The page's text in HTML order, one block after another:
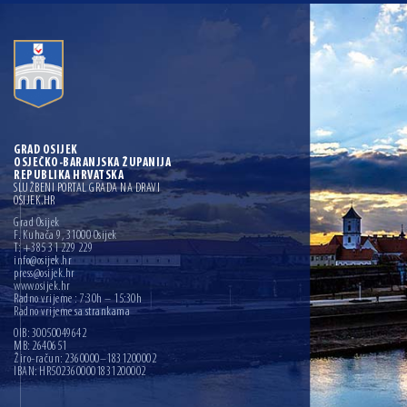
GRAD OSIJEK
OSJEČKO-BARANJSKA ŽUPANIJA
REPUBLIKA HRVATSKA
SLUŽBENI PORTAL GRADA NA DRAVI
OSIJEK.HR
Grad Osijek
F. Kuhača 9, 31000 Osijek
T: +385 31 229 229
info@osijek.hr
press@osijek.hr
www.osijek.hr
Radno vrijeme : 7:30h – 15:30h
Radno vrijeme sa strankama
OIB: 30050049642
MB: 2640651
Žiro-račun: 2360000–1831200002
IBAN: HR5023600001831200002